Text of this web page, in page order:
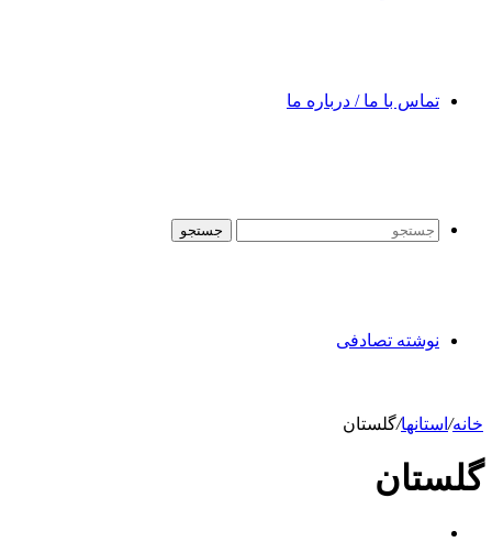
تماس با ما / درباره ما
جستجو
نوشته تصادفی
خانه/ استانها/گلستان
گلستان